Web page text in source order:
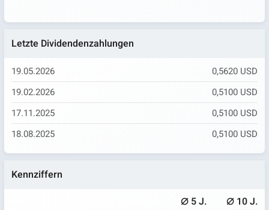
Letzte Dividendenzahlungen
19.05.2026
0,5620 USD
19.02.2026
0,5100 USD
17.11.2025
0,5100 USD
18.08.2025
0,5100 USD
Kennziffern
⌀ 5 J. ⌀ 10 J.